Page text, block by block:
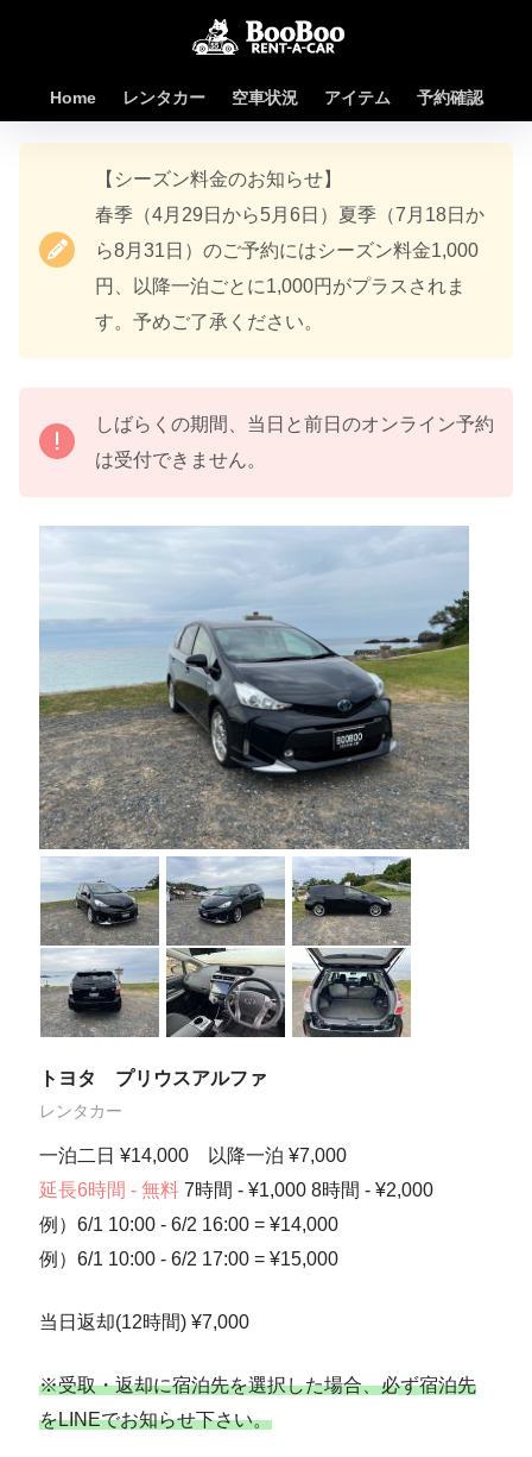
Home レンタカー 空車状況 アイテム 予約確認
【シーズン料金のお知らせ】
春季（4月29日から5月6日）夏季（7月18日か
ら8月31日）のご予約にはシーズン料金1,000
円、以降一泊ごとに1,000円がプラスされま
す。予めご了承ください。
しばらくの期間、当日と前日のオンライン予約
は受付できません。
トヨタ プリウスアルファ
レンタカー
一泊二日 ¥14,000 以降一泊 ¥7,000
延長6時間 - 無料7時間 - ¥1,000 8時間 - ¥2,000
例）6/1 10:00 - 6/2 16:00 = ¥14,000
例）6/1 10:00 - 6/2 17:00 = ¥15,000
当日返却(12時間) ¥7,000
※受取・返却に宿泊先を選択した場合、必ず宿泊先
をLINEでお知らせ下さい。